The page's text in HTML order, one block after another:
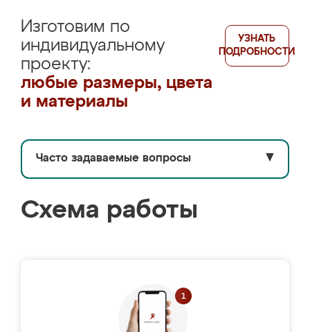
Изготовим по
индивидуальному
проекту:
любые размеры, цвета
и материалы
УЗНАТЬ
ПОДРОБНОСТИ
Часто задаваемые вопросы ▼
Схема работы